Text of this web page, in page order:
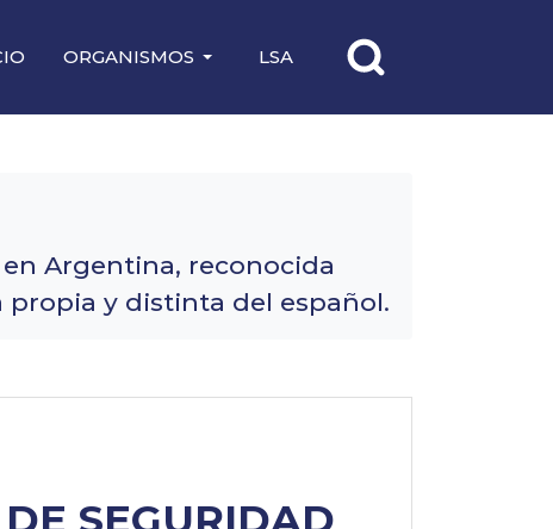
ORGANISMOS LSA
Argentina, reconocida
y distinta del español.
SEGURIDAD